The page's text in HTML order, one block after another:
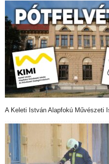
A Keleti István Alapfokú Művészeti